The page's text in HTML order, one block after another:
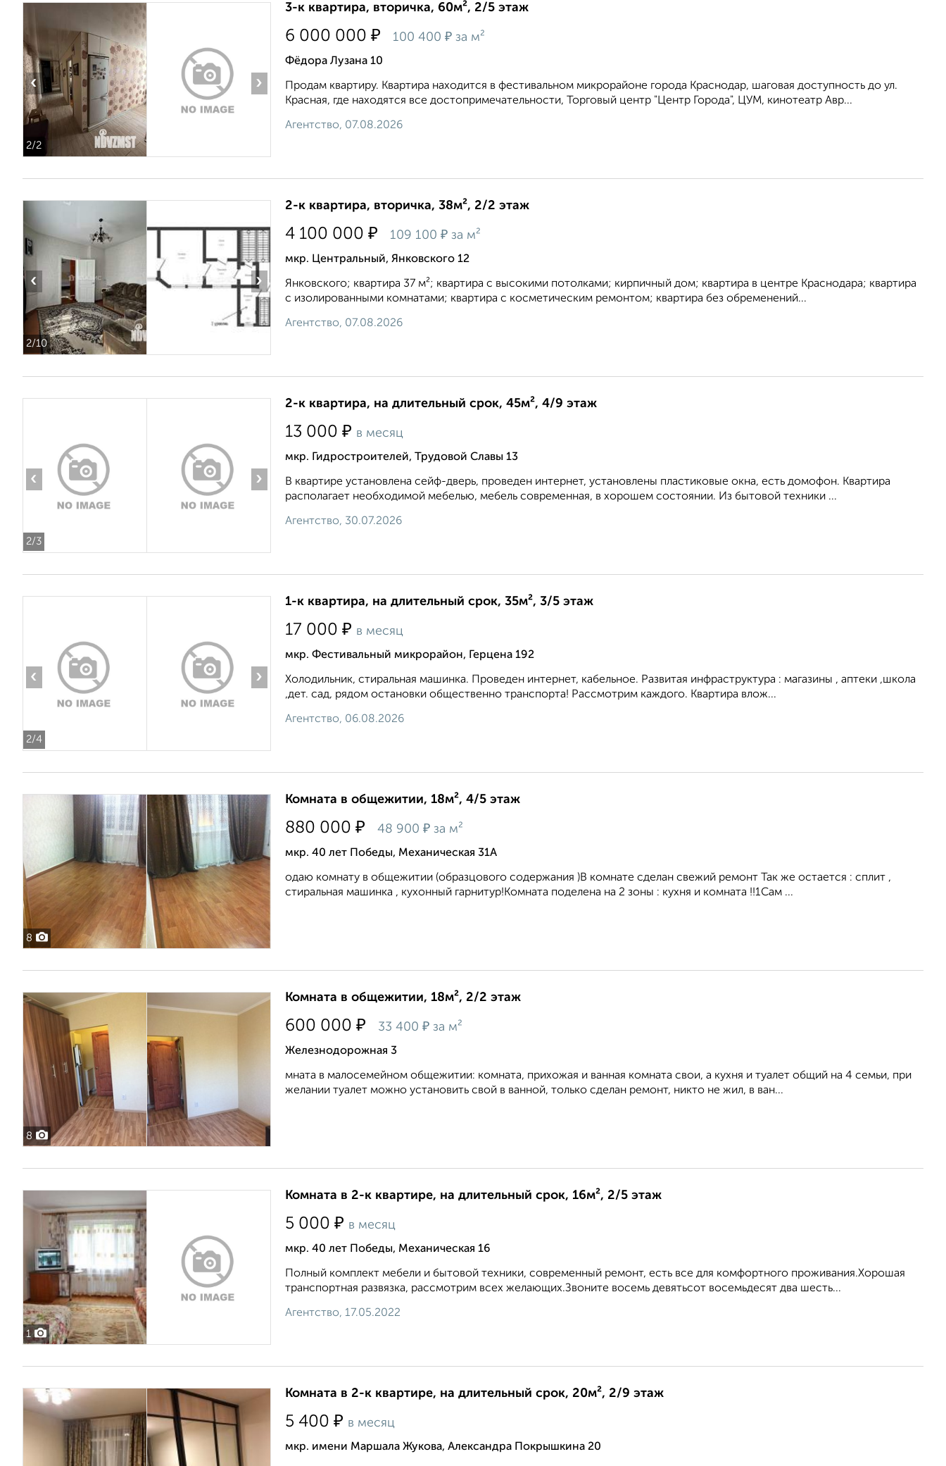
2/2
‹ ›
3-к квартира, вторичка, 60м², 2/5 этаж
6 000 000 ₽ 100 400 ₽ за м²
Фёдора Лузана 10
Продам квартиру. Квартира находится в фестивальном микрорайоне города Краснодар, шаговая доступность до ул.
Красная, где находятся все достопримечательности, Торговый центр "Центр Города", ЦУМ, кинотеатр Авр...
Агентство, 07.08.2026
2/10
‹ ›
2-к квартира, вторичка, 38м², 2/2 этаж
4 100 000 ₽ 109 100 ₽ за м²
мкр. Центральный, Янковского 12
Янковского; квартира 37 м²; квартира с высокими потолками; кирпичный дом; квартира в центре Краснодара; квартира
с изолированными комнатами; квартира с косметическим ремонтом; квартира без обременений...
Агентство, 07.08.2026
2/3
‹ ›
2-к квартира, на длительный срок, 45м², 4/9 этаж
13 000 ₽ в месяц
мкр. Гидростроителей, Трудовой Славы 13
В квартире установлена сейф-дверь, проведен интернет, установлены пластиковые окна, есть домофон. Квартира
располагает необходимой мебелью, мебель современная, в хорошем состоянии. Из бытовой техники ...
Агентство, 30.07.2026
2/4
‹ ›
1-к квартира, на длительный срок, 35м², 3/5 этаж
17 000 ₽ в месяц
мкр. Фестивальный микрорайон, Герцена 192
Холодильник, стиральная машинка. Проведен интернет, кабельное. Развитая инфраструктура : магазины , аптеки ,школа
,дет. сад, рядом остановки общественно транспорта! Рассмотрим каждого. Квартира влож...
Агентство, 06.08.2026
8
Комната в общежитии, 18м², 4/5 этаж
880 000 ₽ 48 900 ₽ за м²
мкр. 40 лет Победы, Механическая 31А
одаю комнату в общежитии (образцового содержания )В комнате сделан свежий ремонт Так же остается : сплит ,
стиральная машинка , кухонный гарнитур!Комната поделена на 2 зоны : кухня и комната !!1Сам ...
8
Комната в общежитии, 18м², 2/2 этаж
600 000 ₽ 33 400 ₽ за м²
Железнодорожная 3
мната в малосемейном общежитии: комната, прихожая и ванная комната свои, а кухня и туалет общий на 4 семьи, при
желании туалет можно установить свой в ванной, только сделан ремонт, никто не жил, в ван...
1
Комната в 2-к квартире, на длительный срок, 16м², 2/5 этаж
5 000 ₽ в месяц
мкр. 40 лет Победы, Механическая 16
Полный комплект мебели и бытовой техники, современный ремонт, есть все для комфортного проживания.Хорошая
транспортная развязка, рассмотрим всех желающих.Звоните восемь девятьсот восемьдесят два шесть...
Агентство, 17.05.2022
Комната в 2-к квартире, на длительный срок, 20м², 2/9 этаж
5 400 ₽ в месяц
мкр. имени Маршала Жукова, Александра Покрышкина 20